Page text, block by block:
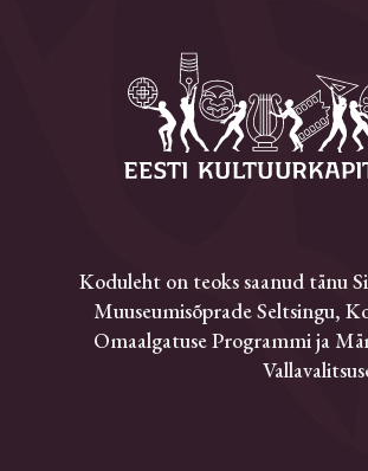
Koduleht on teoks saanud tänu
Muuseumisõprade Seltsingu,
Omaalgatuse Programmi ja